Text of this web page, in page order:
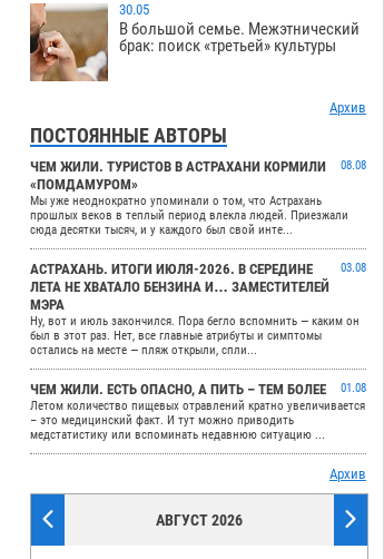
30.05
В большой семье. Межэтнический
брак: поиск «третьей» культуры
Архив
ПОСТОЯННЫЕ АВТОРЫ
ЧЕМ ЖИЛИ. ТУРИСТОВ В АСТРАХАНИ КОРМИЛИ
«ПОМДАМУРОМ»
08.08
Мы уже неоднократно упоминали о том, что Астрахань
прошлых веков в теплый период влекла людей. Приезжали
сюда десятки тысяч, и у каждого был свой инте...
АСТРАХАНЬ. ИТОГИ ИЮЛЯ-2026. В СЕРЕДИНЕ
ЛЕТА НЕ ХВАТАЛО БЕНЗИНА И… ЗАМЕСТИТЕЛЕЙ
МЭРА
03.08
Ну, вот и июль закончился. Пора бегло вспомнить — каким он
был в этот раз. Нет, все главные атрибуты и симптомы
остались на месте — пляж открыли, спли...
ЧЕМ ЖИЛИ. ЕСТЬ ОПАСНО, А ПИТЬ – ТЕМ БОЛЕЕ
01.08
Летом количество пищевых отравлений кратно увеличивается
– это медицинский факт. И тут можно приводить
медстатистику или вспоминать недавнюю ситуацию ...
Архив
АВГУСТ 2026